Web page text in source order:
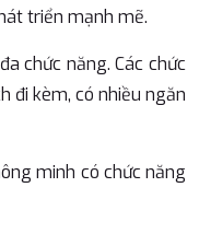
triển mạnh mẽ.
chức năng. Các chức
đi kèm, có nhiều ngăn
minh có chức năng